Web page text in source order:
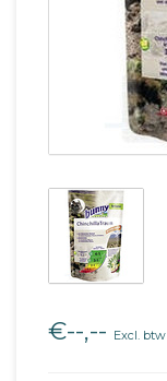
€--,-- Excl. btw